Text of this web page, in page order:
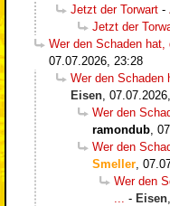
Jetzt der Torwart -
Jetzt der
Wer den Schaden hat,
07.07.2026, 23:28
Wer den Schaden
Eisen
Wer den
ramondub
Wer den
Smeller
Wer den
- Eisen